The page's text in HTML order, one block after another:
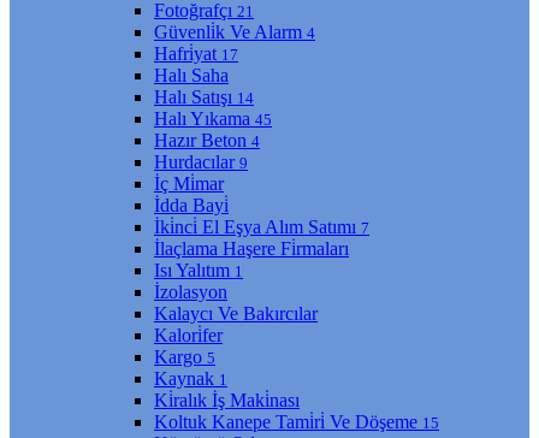
Fotoğrafçı 21
Güvenli̇k Ve Alarm 4
Hafri̇yat 17
Halı Saha
Halı Satışı 14
Halı Yıkama 45
Hazır Beton 4
Hurdacılar 9
İç Mi̇mar
İdda Bayi̇
İki̇nci̇ El Eşya Alım Satımı 7
İlaçlama Haşere Fi̇rmaları
Isı Yalıtım 1
İzolasyon
Kalaycı Ve Bakırcılar
Kalori̇fer
Kargo 5
Kaynak 1
Ki̇ralık İş Maki̇nası
Koltuk Kanepe Tami̇ri̇ Ve Döşeme 15